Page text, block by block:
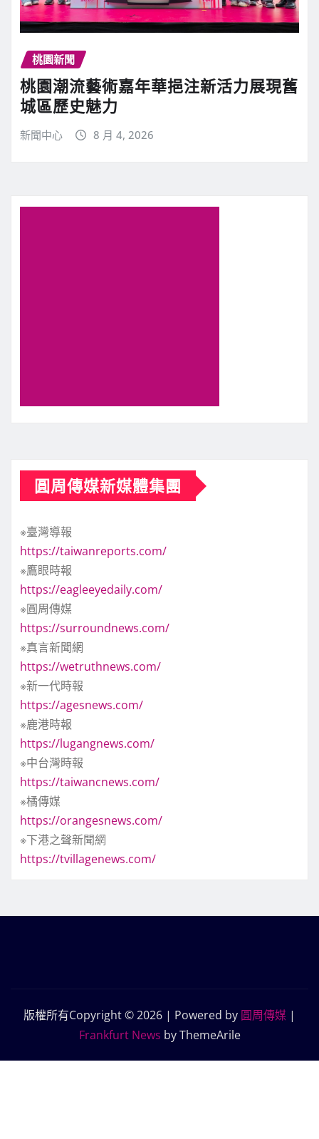
桃園新聞
桃園潮流藝術嘉年華挹注新活力展現舊
城區歷史魅力
新聞中心 8 月 4, 2026
圓周傳媒新媒體集團
※臺灣導報
https://taiwanreports.com/
※鷹眼時報
https://eagleeyedaily.com/
※圓周傳媒
https://surroundnews.com/
※真言新聞網
https://wetruthnews.com/
※新一代時報
https://agesnews.com/
※鹿港時報
https://lugangnews.com/
※中台灣時報
https://taiwancnews.com/
※橘傳媒
https://orangesnews.com/
※下港之聲新聞網
https://tvillagenews.com/
版權所有Copyright © 2026 | Powered by 圓周傳媒 |
Frankfurt News by ThemeArile